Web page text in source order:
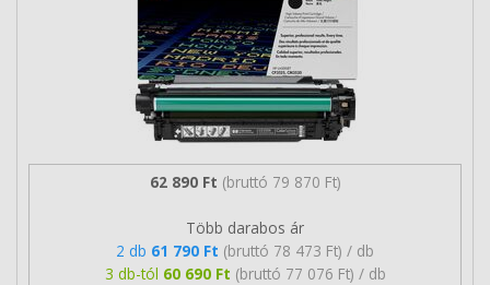
62 890 Ft (bruttó 79 870 Ft)
Több darabos ár
2 db 61 790 Ft (bruttó 78 473 Ft) / db
3 db-tól 60 690 Ft (bruttó 77 076 Ft) / db